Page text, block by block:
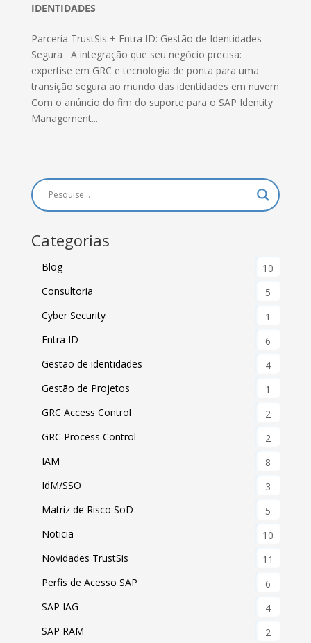
IDENTIDADES
Parceria TrustSis + Entra ID: Gestão de Identidades
Segura A integração que seu negócio precisa:
expertise em GRC e tecnologia de ponta para uma
transição segura ao mundo das identidades em nuvem
Com o anúncio do fim do suporte para o SAP Identity
Management...
Categorias
Blog
10
Consultoria
5
Cyber Security
1
Entra ID
6
Gestão de identidades
4
Gestão de Projetos
1
GRC Access Control
2
GRC Process Control
2
IAM
8
IdM/SSO
3
Matriz de Risco SoD
5
Noticia
10
Novidades TrustSis
11
Perfis de Acesso SAP
6
SAP IAG
4
SAP RAM
2